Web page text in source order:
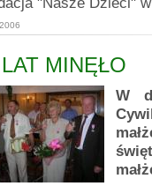
MINĘŁO
W